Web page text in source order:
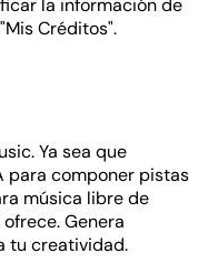
la información de
Créditos".
Ya sea que
para componer pistas
música libre de
Genera
tu creatividad.